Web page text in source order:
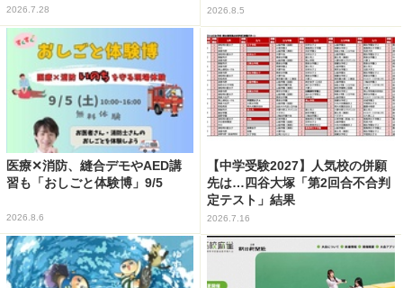
2026.7.28 2026.8.5
医療✕消防、縫合デモやAED講
習も「おしごと体験博」9/5
2026.8.6
【中学受験2027】人気校の併願
先は…四谷大塚「第2回合不合判
定テスト」結果
2026.7.16